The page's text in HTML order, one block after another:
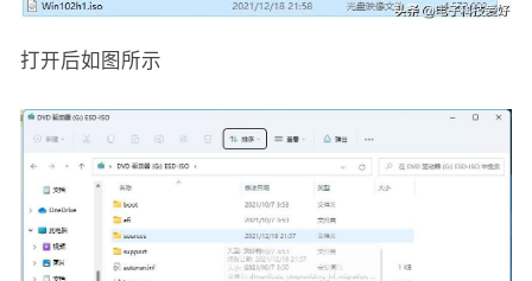
打开后如图所示